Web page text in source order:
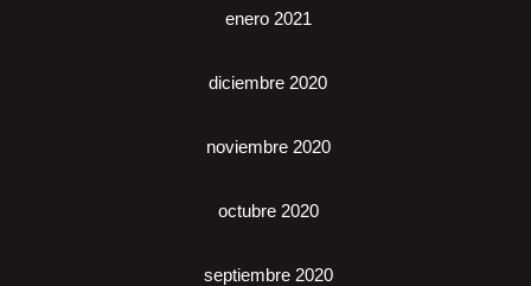
enero 2021
diciembre 2020
noviembre 2020
octubre 2020
septiembre 2020